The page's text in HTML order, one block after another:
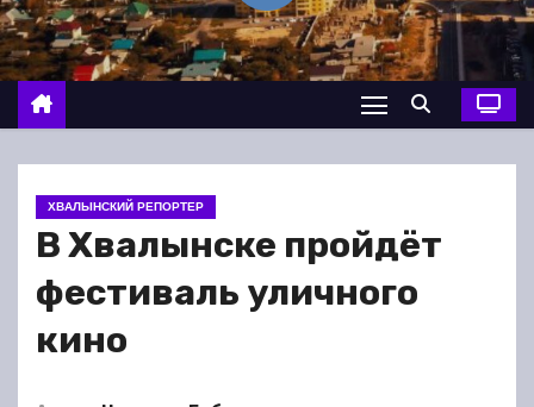
о
м
у
ХВАЛЫНСКИЙ РЕПОРТЕР
В Хвалынске пройдёт
фестиваль уличного
кино